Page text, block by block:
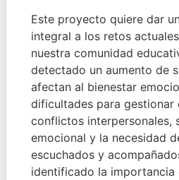
Este proyecto quiere dar
integral a los retos
nuestra comunidad
detectado un aumento de
afectan al bienestar
dificultades para gestionar
conflictos interpersonales,
emocional y la necesidad
escuchados y
identificado la importancia